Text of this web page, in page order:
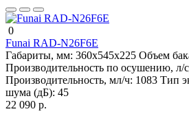
0
Funai RAD-N26F6E
Габариты, мм: 360х545х225 Объем
Производительность по осушению, л/
Производительность, мл/ч: 1083 Тип
шума (дБ): 45
22 090 р.